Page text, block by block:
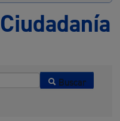
Buscar